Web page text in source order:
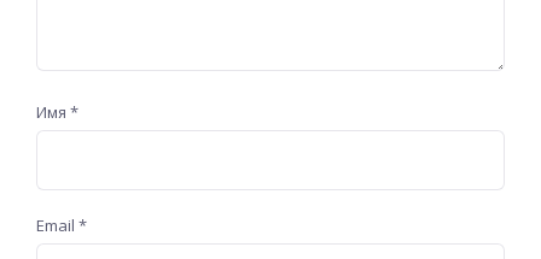
Имя *
Email *